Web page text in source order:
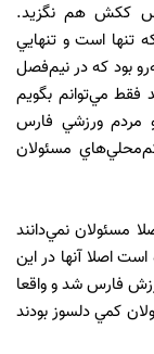
ککش هم نگزيد.
تنها است و تنهايي
بود که در نيم‌فصل
فقط مي‌توانم بگويم
مردم ورزشي فارس
مسئولان
مسئولان نمي‌دانند
اصلا آنها در اين
فارس شد و واقعا
کمي دلسوز بودند